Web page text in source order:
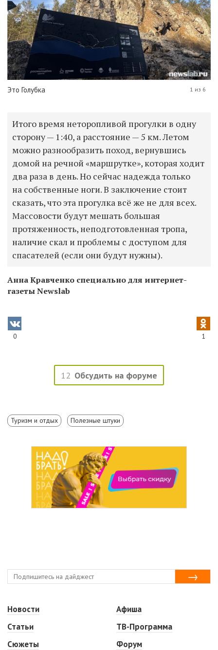
Это Голубка 1 из 6
Итого время неторопливой прогулки в одну
сторону — 1:40, а расстояние — 5 км. Летом
можно разнообразить поход, вернувшись
домой на речной «маршрутке», которая ходит
два раза в день. Но сейчас надежда только
на собственные ноги. В заключение стоит
сказать, что эта прогулка всё же не для всех.
Массовости будут мешать большая
протяженность, неподготовленная тропа,
наличие скал и проблемы с доступом для
спасателей (если они будут нужны).
Анна Кравченко специально для интернет-
газеты Newslab
0 1
12 Обсудить на форуме
Туризм и отдых Полезные штуки
Новости
Статьи
Сюжеты
Афиша
ТВ-Программа
Форум